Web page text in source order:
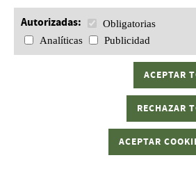
Autorizadas:
Obligatorias
Analíticas
Publicidad
ACEPTAR
RECHAZAR
ACEPTAR